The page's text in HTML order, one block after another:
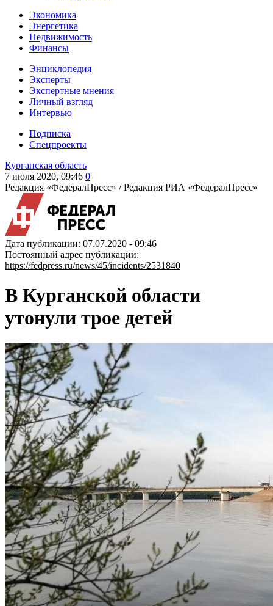
Экономика
Энергетика
Недвижимость
Финансы
Энциклопедия
Эксперты
Экспертные мнения
Личный взгляд
Интервью
Подписка
Спецпроекты
Курганская область
7 июля 2020, 09:46 0
Редакция «ФедералПресс» /Редакция РИА «ФедералПресс»
Дата публикации: 07.07.2020 - 09:46
Постоянный адрес публикации:
https://fedpress.ru/news/45/incidents/2531840
В Курганской области
утонули трое детей